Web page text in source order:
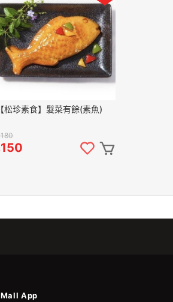
【松珍素食】髮菜有餘(素魚)
150
Mall App